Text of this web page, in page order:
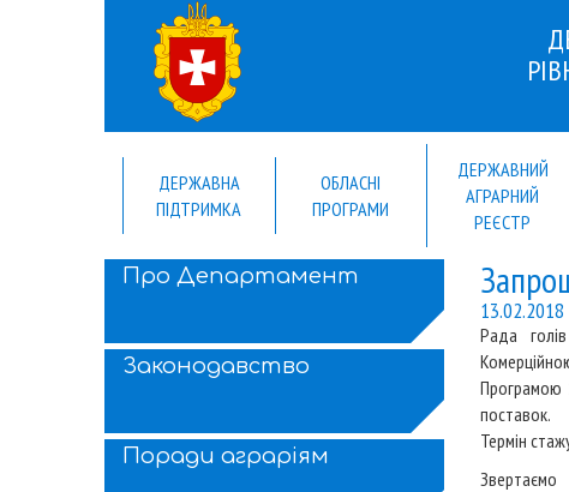
ДЕРЖАВНА
ПІДТРИМКА
ОБЛАСНІ
ПРОГРАМИ
ДЕРЖАВНИЙ
АГРАРНИЙ
РЕЄСТР
Про Департамент
Законодавство
Поради аграріям
13.02.2018
Рада
Програмою
поставок.
Термін